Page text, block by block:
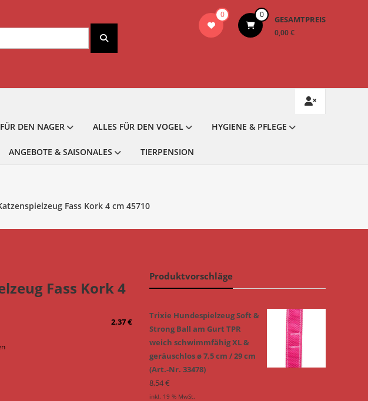
0 0 GESAMTPREIS
0,00 €
DEN NAGER ALLES FÜR DEN VOGEL HYGIENE & PFLEGE
ANGEBOTE & SAISONALES TIERPENSION
Fass Kork 4 cm 45710
Fass Kork 4
2,37€
Produktvorschläge
Trixie Hundespielzeug Soft &
Strong Ball am Gurt TPR
weich schwimmfähig XL &
geräuschlos ø 7,5 cm / 29 cm
(Art.-Nr. 33478)
8,54€
inkl. 19 % MwSt.